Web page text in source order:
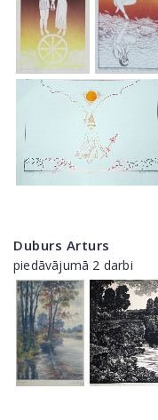
Duburs Arturs
piedāvājumā 2 darbi